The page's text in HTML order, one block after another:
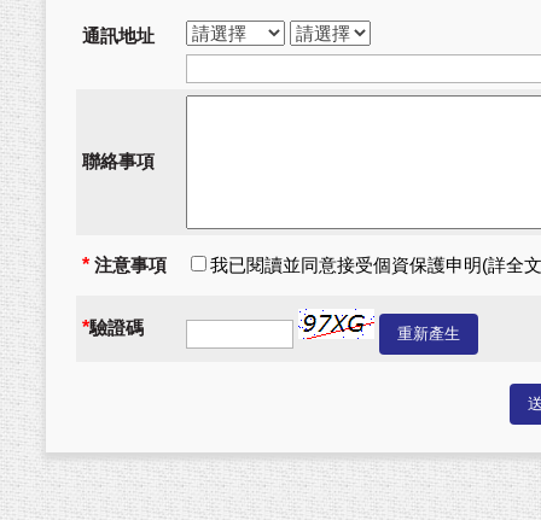
通訊地址
聯絡事項
* 注意事項 我已閱讀並同意接受個資保護申明(詳全文
*驗證碼